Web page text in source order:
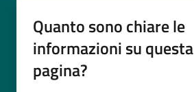
Quanto sono chiare le
informazioni su questa
pagina?